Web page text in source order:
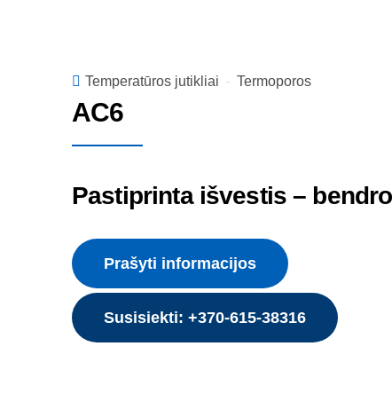
Temperatūros jutikliai Termoporos
AC6
Pastiprinta išvestis –
Prašyti informacijos
Susisiekti: +370-615-38316